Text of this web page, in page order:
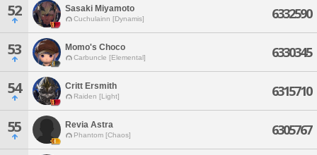
52 Sasaki Miyamoto
Cuchulainn [Dynamis] 6332590
53 Momo's Choco
Carbuncle [Elemental] 6330345
54 Critt Ersmith
Raiden [Light] 6315710
55 Revia Astra
Phantom [Chaos] 6305767